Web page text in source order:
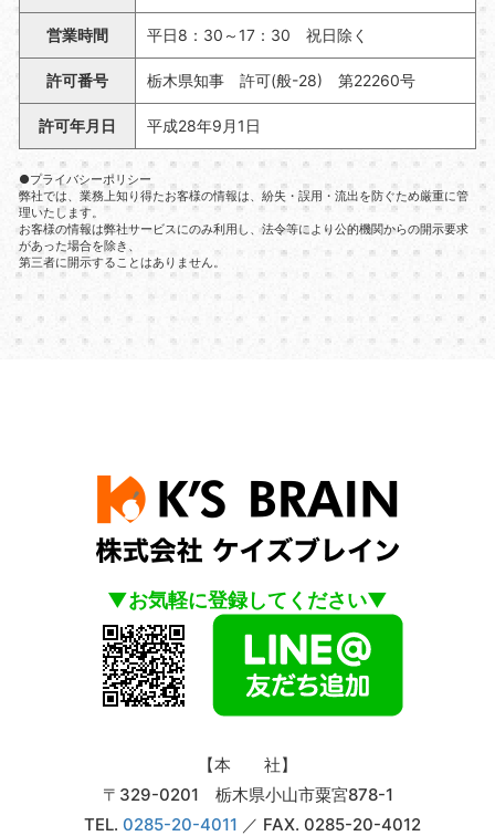
営業時間 平日8：30～17：30 祝日除く
許可番号 栃木県知事 許可(般-28) 第22260号
許可年月日 平成28年9月1日
●プライバシーポリシー
弊社では、業務上知り得たお客様の情報は、紛失・誤用・流出を防ぐため厳重に管
理いたします。
お客様の情報は弊社サービスにのみ利用し、法令等により公的機関からの開示要求
があった場合を除き、
第三者に開示することはありません。
▼お気軽に登録してください▼
【本 社】
〒329-0201 栃木県小山市粟宮878-1
TEL. 0285-20-4011 ／ FAX. 0285-20-4012